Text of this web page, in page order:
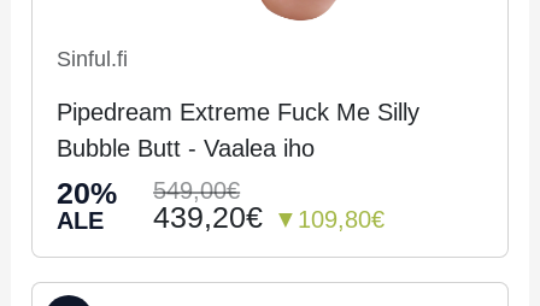
Sinful.fi
Pipedream Extreme Fuck Me Silly
Bubble Butt - Vaalea iho
20%
ALE
549,00€
439,20€ ▼109,80€